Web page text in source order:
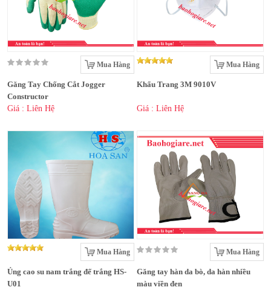
Mua Hàng
Găng Tay Chống Cắt Jogger
Constructor
Giá : Liên Hệ
Mua Hàng
Khẩu Trang 3M 9010V
Giá : Liên Hệ
Mua Hàng
Ủng cao su nam trắng đế trắng HS-
U01
Mua Hàng
Găng tay hàn da bò, da hàn nhiều
màu viền đen